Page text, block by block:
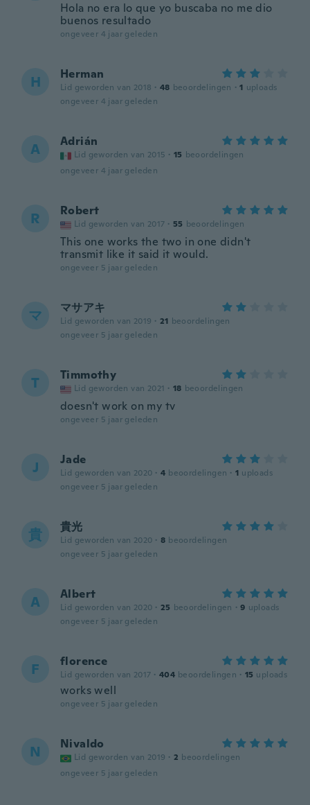
Hola no era lo que yo buscaba no me dio
buenos resultado
ongeveer 4 jaar geleden
H Herman
Lid geworden van 2018 · 48 beoordelingen · 1 uploads
ongeveer 4 jaar geleden
A Adrián
Lid geworden van 2015 · 15 beoordelingen
ongeveer 4 jaar geleden
R Robert
Lid geworden van 2017 · 55 beoordelingen
This one works the two in one didn't
transmit like it said it would.
ongeveer 5 jaar geleden
マ マサアキ
Lid geworden van 2019 · 21 beoordelingen
ongeveer 5 jaar geleden
T Timmothy
Lid geworden van 2021 · 18 beoordelingen
doesn't work on my tv
ongeveer 5 jaar geleden
J Jade
Lid geworden van 2020 · 4 beoordelingen · 1 uploads
ongeveer 5 jaar geleden
貴 貴光
Lid geworden van 2020 · 8 beoordelingen
ongeveer 5 jaar geleden
A Albert
Lid geworden van 2020 · 25 beoordelingen · 9 uploads
ongeveer 5 jaar geleden
F florence
Lid geworden van 2017 · 404 beoordelingen · 15 uploads
works well
ongeveer 5 jaar geleden
N Nivaldo
Lid geworden van 2019 · 2 beoordelingen
ongeveer 5 jaar geleden